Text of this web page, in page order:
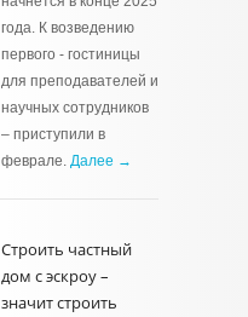
года. К возведению
первого - гостиницы
для преподавателей и
научных сотрудников
– приступили в
феврале. Далее →
Строить частный
дом с эскроу –
значит строить